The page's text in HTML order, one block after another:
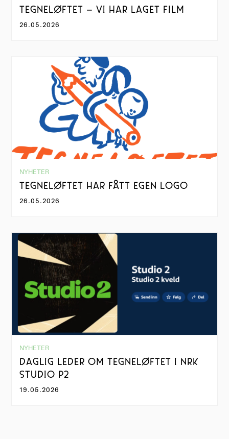
TEGNELØFTET – VI HAR LAGET FILM
26.05.2026
NYHETER
TEGNELØFTET HAR FÅTT EGEN LOGO
26.05.2026
NYHETER
DAGLIG LEDER OM TEGNELØFTET I NRK
STUDIO P2
19.05.2026